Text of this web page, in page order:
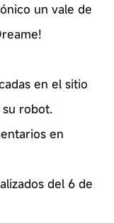
un vale de
en el sitio
robot.
en
del 6 de